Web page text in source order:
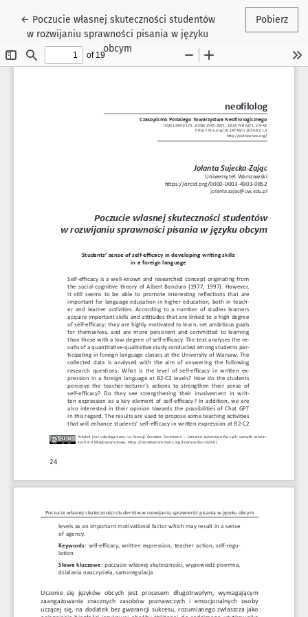
← Wróć do szczegółów artykułu
Poczucie własnej skuteczności studentów
w rozwijaniu sprawności pisania w języku
obcym
Pobierz